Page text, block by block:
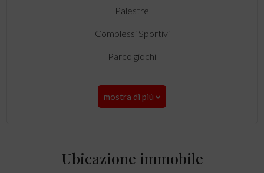
Palestre
Complessi Sportivi
Parco giochi
mostra di più
Ubicazione immobile